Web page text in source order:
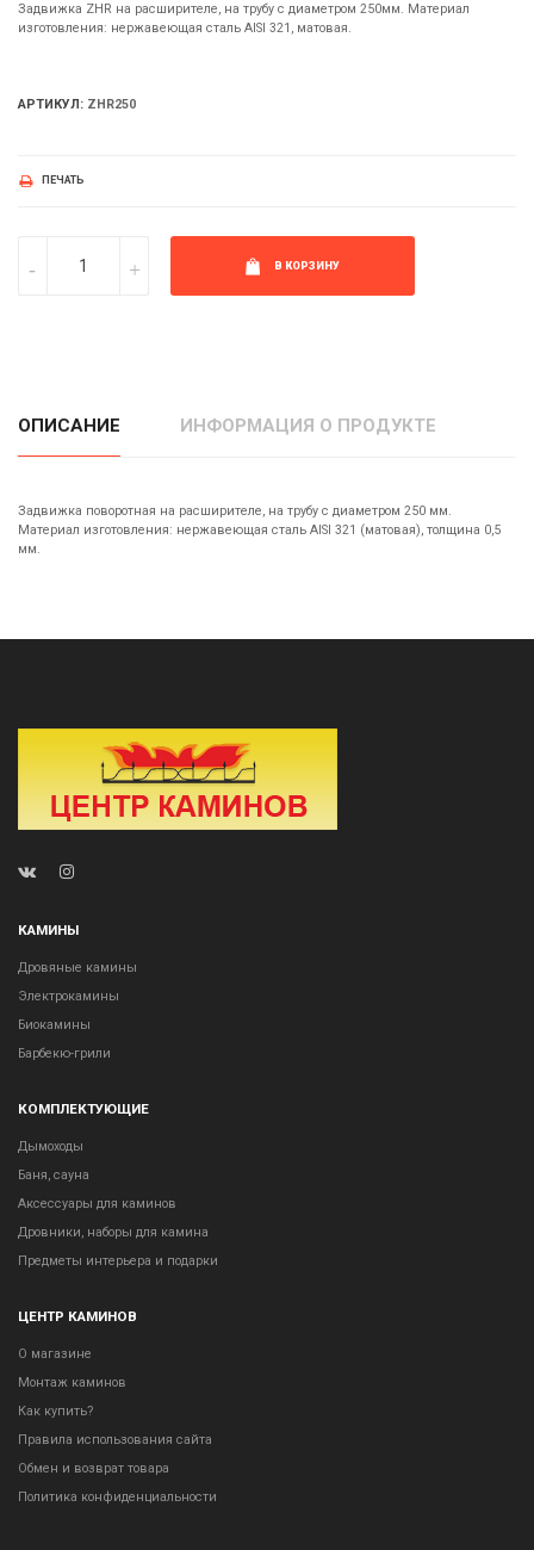
Задвижка ZHR на расширителе, на трубу с диаметром 250мм. Материал
изготовления: нержавеющая сталь AISI 321, матовая.
АРТИКУЛ: ZHR250
ПЕЧАТЬ
В КОРЗИНУ
ОПИСАНИЕ ИНФОРМАЦИЯ О ПРОДУКТЕ
Задвижка поворотная на расширителе, на трубу с диаметром 250 мм.
Материал изготовления: нержавеющая сталь AISI 321 (матовая), толщина 0,5
мм.
КАМИНЫ
Дровяные камины
Электрокамины
Биокамины
Барбекю-грили
КОМПЛЕКТУЮЩИЕ
Дымоходы
Баня, сауна
Аксессуары для каминов
Дровники, наборы для камина
Предметы интерьера и подарки
ЦЕНТР КАМИНОВ
О магазине
Монтаж каминов
Как купить?
Правила использования сайта
Обмен и возврат товара
Политика конфиденциальности